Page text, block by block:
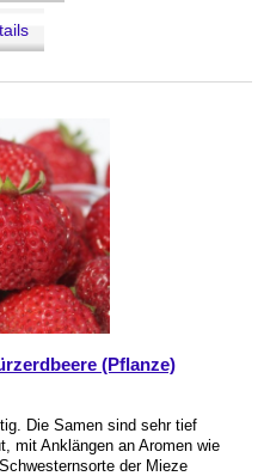
(Pflanze)
Die Samen sind sehr tief
mit Anklängen an Aromen wie
der Mieze